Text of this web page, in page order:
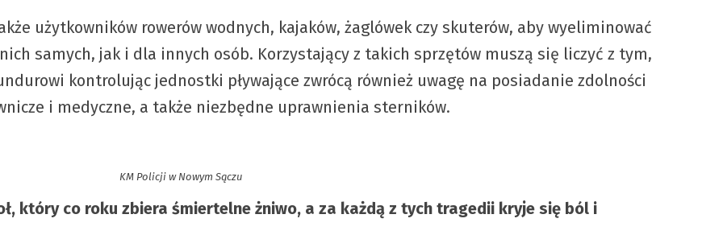
użytkowników rowerów wodnych, kajaków, żaglówek czy skuterów, aby wyeliminować
samych, jak i dla innych osób. Korzystający z takich sprzętów muszą się liczyć z tym,
kontrolując jednostki pływające zwrócą również uwagę na posiadanie zdolności
i medyczne, a także niezbędne uprawnienia sterników.
KM Policji w Nowym Sączu
który co roku zbiera śmiertelne żniwo, a za każdą z tych tragedii kryje się ból i